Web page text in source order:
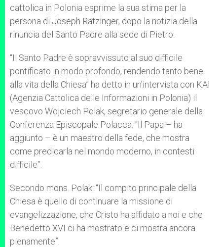
cattolica in Polonia esprime la sua stima per la
persona di Joseph Ratzinger, dopo la notizia della
rinuncia del Santo Padre alla sede di Pietro.
“Il Santo Padre è sopravvissuto al suo difficile
pontificato in modo profondo, rendendo tanto bene
alla vita della Chiesa” ha detto in un’intervista con KAI
(Agenzia Cattolica delle Informazioni in Polonia) il
vescovo Wojciech Polak, segretario generale della
Conferenza Episcopale Polacca. “Il Papa – ha
aggiunto – è un maestro della fede, che mostra
come predicarla nel mondo moderno, in contesti
difficile”.
Secondo mons. Polak: “Il compito principale della
Chiesa è quello di continuare la missione di
evangelizzazione, che Cristo ha affidato a noi e che
Benedetto XVI ci ha mostrato e ci mostra ancora
pienamente”.